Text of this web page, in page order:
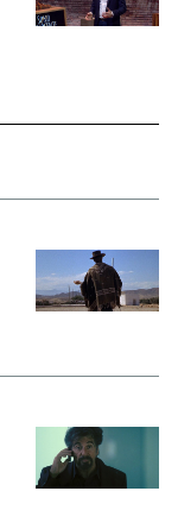
calcio 2026